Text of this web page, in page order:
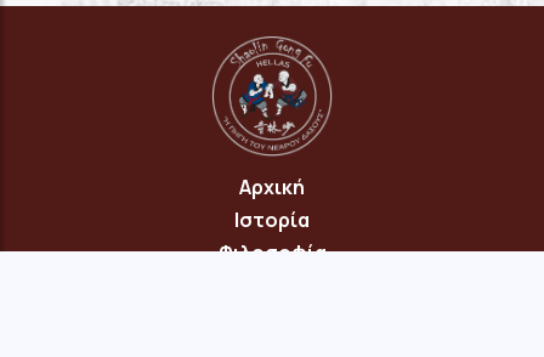
Αρχική
Ιστορία
Φιλοσοφία